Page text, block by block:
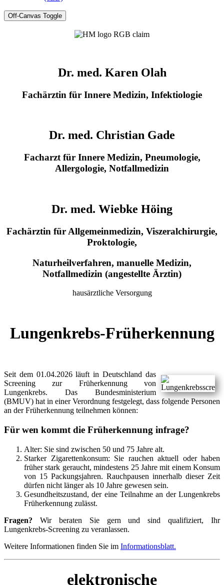
Off-Canvas Toggle
Dr. med. Karen Olah
Fachärztin für Innere Medizin, Infektiologie
Dr. med. Christian Gade
Facharzt für Innere Medizin, Pneumologie,
Allergologie, Notfallmedizin
Dr. med. Wiebke Höing
Fachärztin für Allgemeinmedizin, Viszeralchirurgie,
Proktologie,
Naturheilverfahren, manuelle Medizin,
Notfallmedizin (angestellte Ärztin)
hausärztliche Versorgung
Lungenkrebs-Früherkennung
Seit dem 01.04.2026 läuft in Deutschland das
Screening zur Früherkennung von
Lungenkrebs. Das Bundesministerium
(BMUV) hat in einer Verordnung festgelegt, dass folgende Personen
an der Früherkennung teilnehmen können:
Für wen kommt die Früherkennung infrage?
Alter: Sie sind zwischen 50 und 75 Jahre alt.
Starker Zigarettenkonsum: Sie rauchen aktuell oder haben
früher stark geraucht, mindestens 25 Jahre mit einem Konsum
von 15 Packungsjahren. Rauchpausen innerhalb dieser Zeit
dürfen nicht länger als 10 Jahre gewesen sein.
Gesundheitszustand, der eine Teilnahme an der Lungenkrebs
Früherkennung zulässt.
Fragen? Wir beraten Sie gern und sind qualifiziert, Ihr
Lungenkrebs-Screening zu veranlassen.
Weitere Informationen finden Sie im Informationsblatt.
elektronische